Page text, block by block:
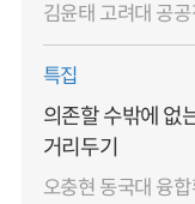
김윤태 고려대 공
특집
의존할 수밖에 없
거리두기
오충현 동국대 융